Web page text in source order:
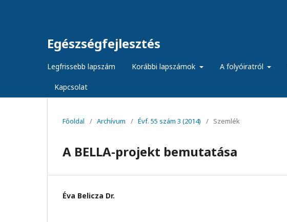
Egészségfejlesztés
Legfrissebb lapszám Korábbi lapszámok A folyóiratról
Kapcsolat
Főoldal / Archívum / Évf. 55 szám 3 (2014) / Szemlék
A BELLA-projekt bemutatása
Éva Belicza Dr.